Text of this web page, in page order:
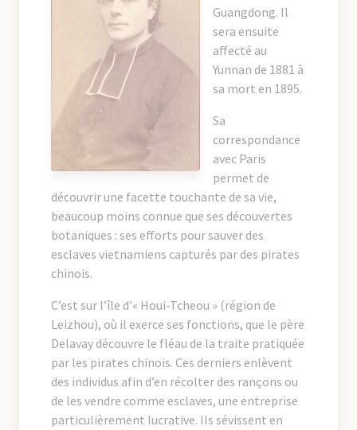
Guangdong. Il
sera ensuite
affecté au
Yunnan de 1881 à
sa mort en 1895.
Sa
correspondance
avec Paris
permet de
découvrir une facette touchante de sa vie,
beaucoup moins connue que ses découvertes
botaniques : ses efforts pour sauver des
esclaves vietnamiens capturés par des pirates
chinois.
C’est sur l’île d’« Houi-Tcheou » (région de
Leizhou), où il exerce ses fonctions, que le père
Delavay découvre le fléau de la traite pratiquée
par les pirates chinois. Ces derniers enlèvent
des individus afin d’en récolter des rançons ou
de les vendre comme esclaves, une entreprise
particulièrement lucrative. Ils sévissent en